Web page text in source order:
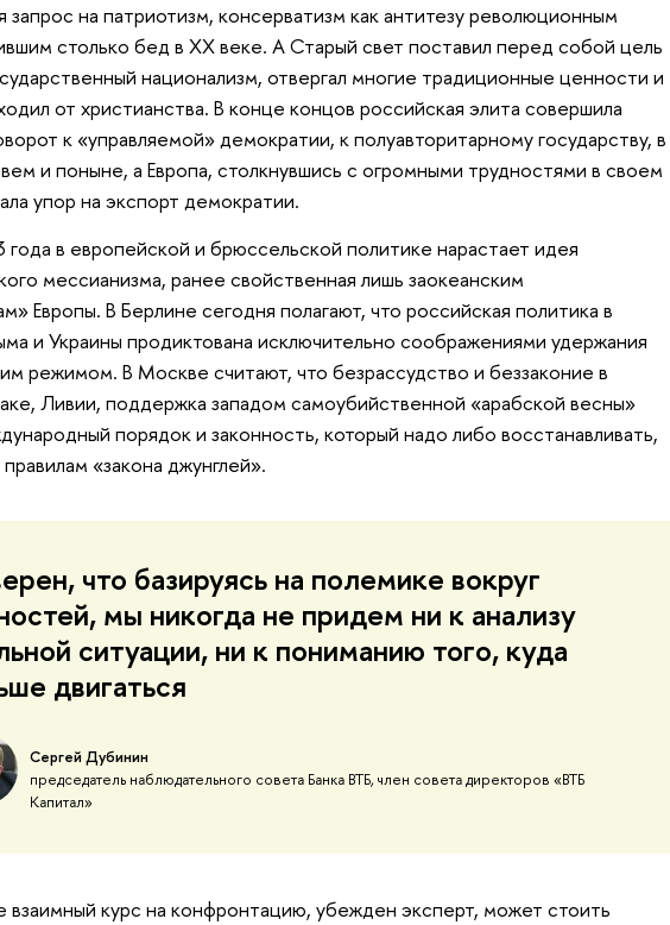
запрос на патриотизм, консерватизм как антитезу революционным
столько бед в XX веке. А Старый свет поставил перед собой цель
национализм, отвергал многие традиционные ценности и
от христианства. В конце концов российская элита совершила
к «управляемой» демократии, к полуавторитарному государству, в
и поныне, а Европа, столкнувшись с огромными трудностями в своем
упор на экспорт демократии.
в европейской и брюссельской политике нарастает идея
мессианизма, ранее свойственная лишь заокеанским
Европы. В Берлине сегодня полагают, что российская политика в
и Украины продиктована исключительно соображениями удержания
режимом. В Москве считают, что безрассудство и беззаконие в
Ливии, поддержка западом самоубийственной «арабской весны»
порядок и законность, который надо либо восстанавливать,
«закона джунглей».
что базируясь на полемике вокруг
мы никогда не придем ни к анализу
ситуации, ни к пониманию того, куда
двигаться
Сергей Дубинин
председатель наблюдательного совета Банка ВТБ, член совета директоров «ВТБ
Капитал»
взаимный курс на конфронтацию, убежден эксперт, может стоить